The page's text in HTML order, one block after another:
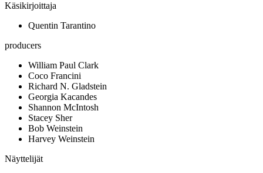
Käsikirjoittaja
Quentin Tarantino
producers
William Paul Clark
Coco Francini
Richard N. Gladstein
Georgia Kacandes
Shannon McIntosh
Stacey Sher
Bob Weinstein
Harvey Weinstein
Näyttelijät